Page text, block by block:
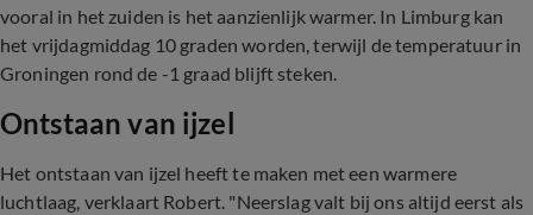
vooral in het zuiden is het aanzienlijk warmer. In Limburg kan
het vrijdagmiddag 10 graden worden, terwijl de temperatuur in
Groningen rond de -1 graad blijft steken.
Ontstaan van ijzel
Het ontstaan van ijzel heeft te maken met een warmere
luchtlaag, verklaart Robert. "Neerslag valt bij ons altijd eerst als